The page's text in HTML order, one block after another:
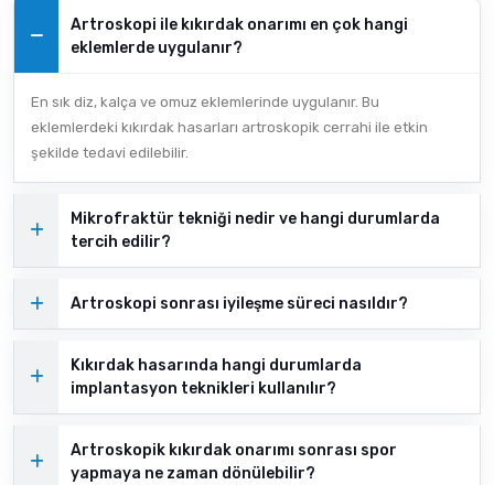
Artroskopi ile kıkırdak onarımı en çok hangi
eklemlerde uygulanır?
En sık diz, kalça ve omuz eklemlerinde uygulanır. Bu
eklemlerdeki kıkırdak hasarları artroskopik cerrahi ile etkin
şekilde tedavi edilebilir.
Mikrofraktür tekniği nedir ve hangi durumlarda
tercih edilir?
Artroskopi sonrası iyileşme süreci nasıldır?
Kıkırdak hasarında hangi durumlarda
implantasyon teknikleri kullanılır?
Artroskopik kıkırdak onarımı sonrası spor
yapmaya ne zaman dönülebilir?